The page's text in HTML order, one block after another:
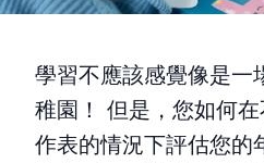
學習不應該感覺像是一
稚園！ 但是，您如何
作表的情況下評估您的